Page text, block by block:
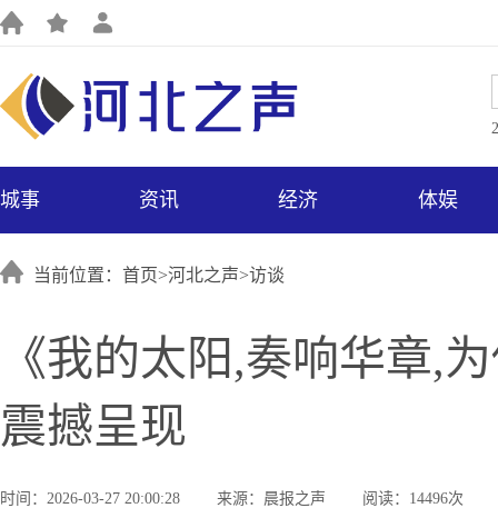
城事 资讯 经济 体娱
当前位置：首页>河北之声>访谈
《我的太阳,奏响华章,
震撼呈现
时间：2026-03-27 20:00:28 来源：晨报之声 阅读：14496次